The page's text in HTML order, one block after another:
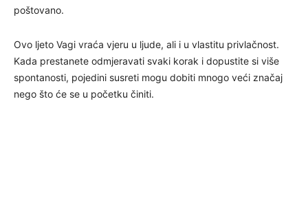
poštovano.
Ovo ljeto Vagi vraća vjeru u ljude, ali i u vlastitu privlačnost.
Kada prestanete odmjeravati svaki korak i dopustite si više
spontanosti, pojedini susreti mogu dobiti mnogo veći značaj
nego što će se u početku činiti.